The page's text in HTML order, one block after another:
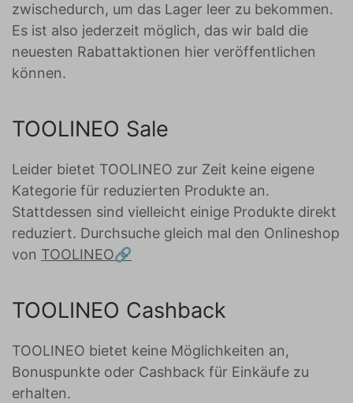
zwischedurch, um das Lager leer zu bekommen.
Es ist also jederzeit möglich, das wir bald die
neuesten Rabattaktionen hier veröffentlichen
können.
TOOLINEO Sale
Leider bietet TOOLINEO zur Zeit keine eigene
Kategorie für reduzierten Produkte an.
Stattdessen sind vielleicht einige Produkte direkt
reduziert. Durchsuche gleich mal den Onlineshop
von TOOLINEO
TOOLINEO Cashback
TOOLINEO bietet keine Möglichkeiten an,
Bonuspunkte oder Cashback für Einkäufe zu
erhalten.